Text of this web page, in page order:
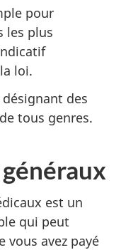
pour
les plus
loi.
des
tous genres.
est un
qui peut
vous avez payé